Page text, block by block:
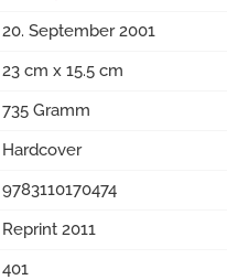
20. September 2001
23 cm x 15.5 cm
735 Gramm
Hardcover
9783110170474
Reprint 2011
401